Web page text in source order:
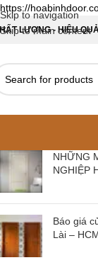
https://
Skip to navigation
Skip to main content
LƯỢNG - HIỆU
NHỮNG
NGHIỆP
Báo giá
Lài –